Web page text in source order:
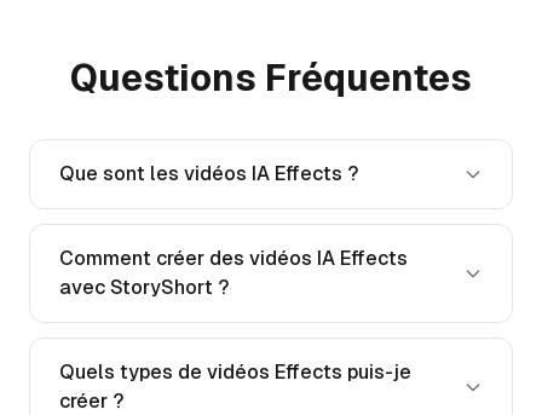
Questions Fréquentes
Que sont les vidéos IA Effects ?
Comment créer des vidéos IA Effects
avec StoryShort ?
Quels types de vidéos Effects puis-je
créer ?